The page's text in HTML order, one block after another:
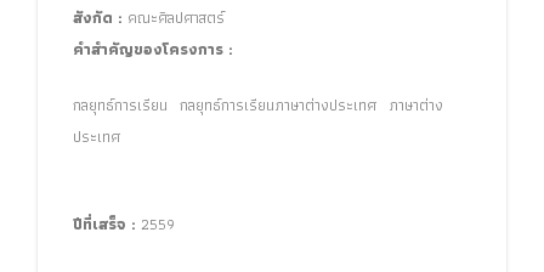
สังกัด : คณะศิลปศาสตร์
คำสำคัญของโครงการ :
กลยุทธ์การเรียน กลยุทธ์การเรียนภาษาต่างประเทศ ภาษาต่าง
ประเทศ
ปีที่เสร็จ : 2559